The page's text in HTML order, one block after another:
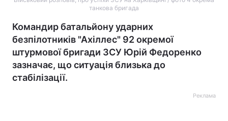
танкова бригада
Командир батальйону ударних
безпілотників "Ахіллес" 92 окремої
штурмової бригади ЗСУ Юрій Федоренко
зазначає, що ситуація близька до
стабілізації.
Реклама